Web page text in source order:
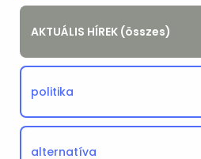
AKTUÁLIS HÍREK (összes)
politika
alternatíva